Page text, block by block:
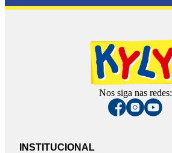
Nos siga nas redes:
INSTITUCIONAL